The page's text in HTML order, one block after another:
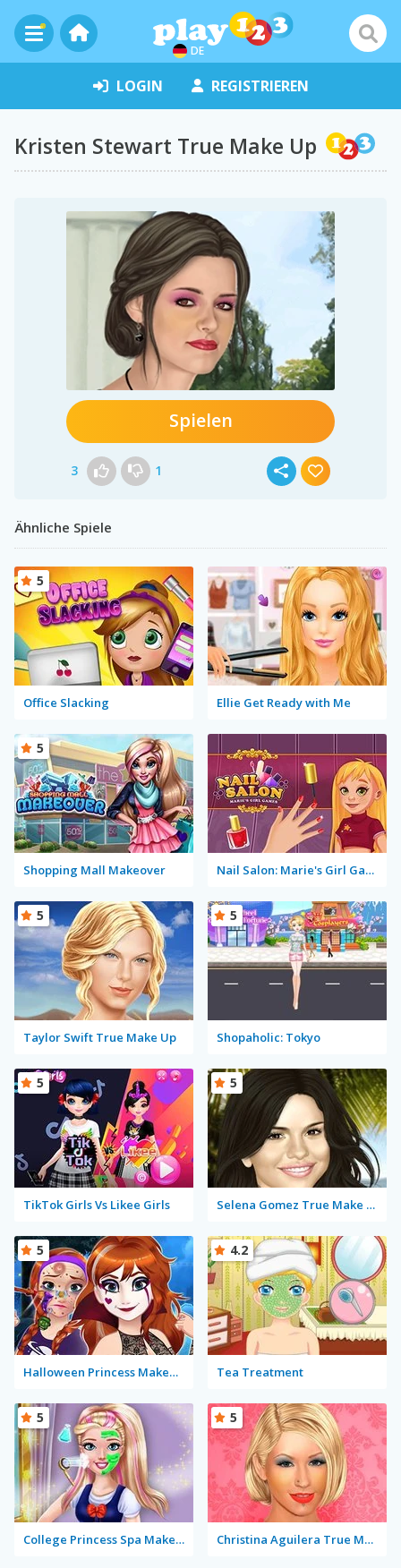
DE
LOGIN REGISTRIEREN
Kristen Stewart True Make Up
Spielen
3 1
Ähnliche Spiele
Office Slacking
5
Ellie Get Ready with Me
Shopping Mall Makeover
5
Nail Salon: Marie's Girl Games
Taylor Swift True Make Up
5
Shopaholic: Tokyo
5
TikTok Girls Vs Likee Girls
5
Selena Gomez True Make Up
5
Halloween Princess Makeover
5
Tea Treatment
4.2
College Princess Spa Makeup
5
Christina Aguilera True Make Up
5